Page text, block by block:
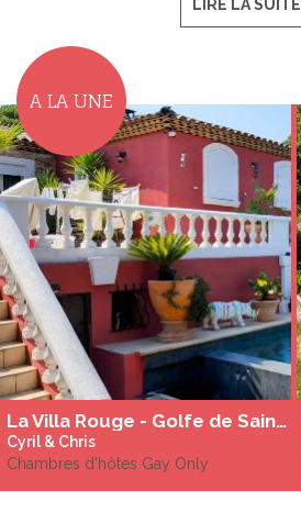
LIRE LA SUITE
A LA UNE
La Villa Rouge - Golfe de Saint-Tropez - 100% gay only - Piscine Chauffée - SPA
Cyril & Chris
Chambres d'hôtes Gay Only